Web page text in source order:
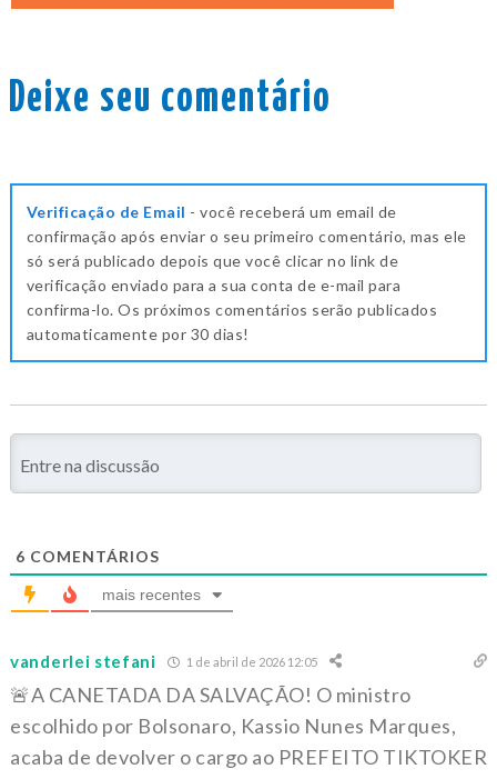
Deixe seu comentário
Verificação de Email - você receberá um email de
confirmação após enviar o seu primeiro comentário, mas ele
só será publicado depois que você clicar no link de
verificação enviado para a sua conta de e-mail para
confirma-lo. Os próximos comentários serão publicados
automaticamente por 30 dias!
6 COMENTÁRIOS
mais recentes
vanderlei stefani 1 de abril de 2026 12:05
🚨A CANETADA DA SALVAÇÃO! O ministro
escolhido por Bolsonaro, Kassio Nunes Marques,
acaba de devolver o cargo ao PREFEITO TIKTOKER